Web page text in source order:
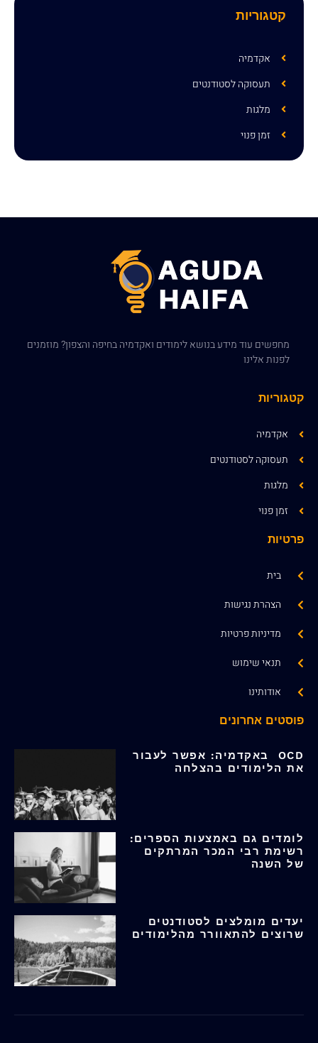
קטגוריות
אקדמיה
תעסוקה לסטודנטים
מלגות
זמן פנוי
מחפשים עוד מידע בנושא לימודים ואקדמיה בחיפה והצפון? מוזמנים
לפנות אלינו
קטגוריות
אקדמיה
תעסוקה לסטודנטים
מלגות
זמן פנוי
פרטיות
בית
הצהרת נגישות
מדיניות פרטיות
תנאי שימוש
אודותינו
פוסטים אחרונים
OCD באקדמיה: אפשר לעבור
את הלימודים בהצלחה
לומדים גם באמצעות הספרים:
רשימת רבי המכר המרתקים
של השנה
יעדים מומלצים לסטודנטים
שרוצים להתאוורר מהלימודים